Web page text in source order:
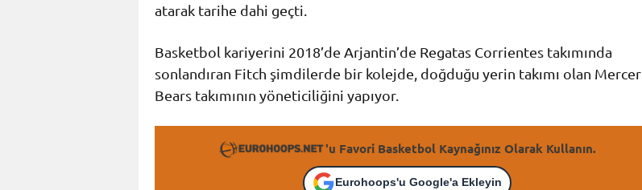
atarak tarihe dahi geçti.
Basketbol kariyerini 2018’de Arjantin’de Regatas Corrientes takımında
sonlandıran Fitch şimdilerde bir kolejde, doğduğu yerin takımı olan Mercer
Bears takımının yöneticiliğini yapıyor.
'u Favori Basketbol Kaynağınız Olarak Kullanın.
Eurohoops'u Google'a Ekleyin